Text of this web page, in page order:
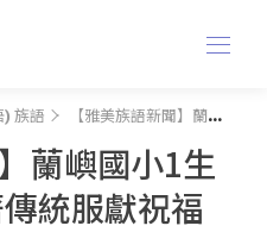
) 族語 【雅美族語新聞】蘭嶼國小1生畢業典禮 校長著傳統服獻祝福
蘭嶼國小1生
統服獻祝福